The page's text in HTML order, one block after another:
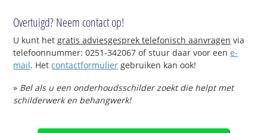
Overtuigd? Neem contact op!
U kunt hetgratis adviesgesprek telefonisch aanvragen via
telefoonnummer: 0251-342067 of stuur daar voor eene-
mail. Hetcontactformulier gebruiken kan ook!
» Bel als u een onderhoudsschilder zoekt die helpt met
schilderwerk en behangwerk!